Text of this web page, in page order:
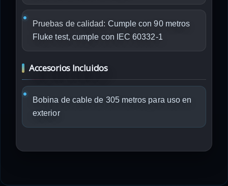
Pruebas de calidad: Cumple con 90 metros
Fluke test, cumple con IEC 60332-1
Accesorios Incluidos
Bobina de cable de 305 metros para uso en
exterior